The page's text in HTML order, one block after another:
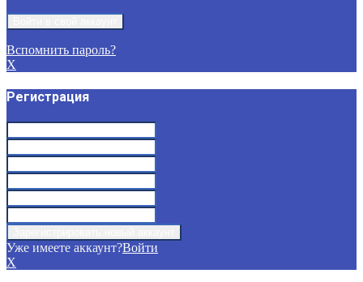
Вспомнить пароль?
X
Регистрация
Уже имеете аккаунт?Войти
X